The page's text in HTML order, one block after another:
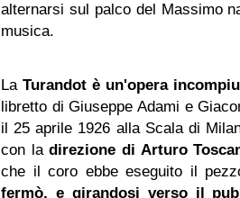
alternarsi sul palco del Massimo
musica.
La Turandot è un'opera
libretto di Giuseppe Adami e
il 25 aprile 1926 alla Scala di
con ladirezione di Arturo
che il coro ebbe eseguito il
fermò, e girandosi verso il